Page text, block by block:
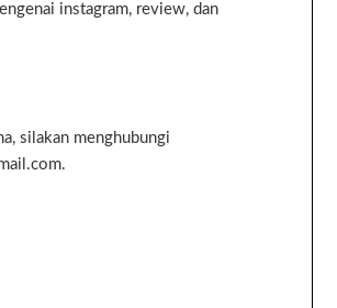
instagram, review, dan
silakan menghubungi